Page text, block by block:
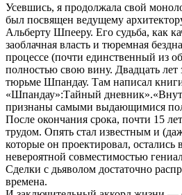
Усевшись, я продолжала свой
был посвящен ведущему
Альберту Шпееру. Его судьба, как
заоблачная власть и тюремная
процессе (почти единственный из
полностью свою вину. Двадцать лет
тюрьме Шпандау. Там написал
«Шпандау»:Тайный
признаны самыми выдающимися
После окончания срока, почти 15
трудом. Опять стал известным и
которые он проектировал, остались
невероятной совместимостью
Сделки с дьяволом достаточно
времена.